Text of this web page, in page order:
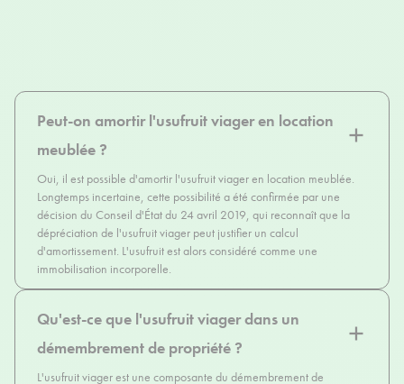
Peut-on amortir l'usufruit viager en location
meublée ?
Oui, il est possible d'amortir l'usufruit viager en location meublée.
Longtemps incertaine, cette possibilité a été confirmée par une
décision du Conseil d'État du 24 avril 2019, qui reconnaît que la
dépréciation de l'usufruit viager peut justifier un calcul
d'amortissement. L'usufruit est alors considéré comme une
immobilisation incorporelle.
Qu'est-ce que l'usufruit viager dans un
démembrement de propriété ?
L'usufruit viager est une composante du démembrement de